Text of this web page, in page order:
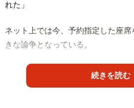
れた」
ネット上では今、予約指定した座
きな論争となっている。
続きを読む